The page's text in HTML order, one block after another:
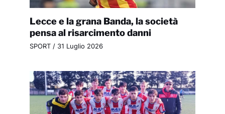
Lecce e la grana Banda, la società
pensa al risarcimento danni
SPORT/ 31 Luglio 2026